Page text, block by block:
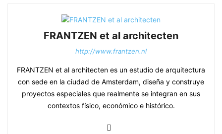
FRANTZEN et al architecten
http://www.frantzen.nl
FRANTZEN et al architecten es un estudio de arquitectura
con sede en la ciudad de Amsterdam, diseña y construye
proyectos especiales que realmente se integran en sus
contextos físico, económico e histórico.